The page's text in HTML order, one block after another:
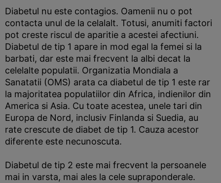
Diabetul nu este contagios. Oamenii nu o pot
contacta unul de la celalalt. Totusi, anumiti factori
pot creste riscul de aparitie a acestei afectiuni.
Diabetul de tip 1 apare in mod egal la femei si la
barbati, dar este mai frecvent la albi decat la
celelalte populatii. Organizatia Mondiala a
Sanatatii (OMS) arata ca diabetul de tip 1 este rar
la majoritatea populatiilor din Africa, indienilor din
America si Asia. Cu toate acestea, unele tari din
Europa de Nord, inclusiv Finlanda si Suedia, au
rate crescute de diabet de tip 1. Cauza acestor
diferente este necunoscuta.
Diabetul de tip 2 este mai frecvent la persoanele
mai in varsta, mai ales la cele supraponderale.